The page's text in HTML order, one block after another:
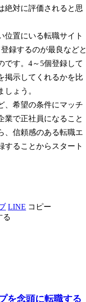
絶対に評価されると思
位置にいる転職サイト
録するのが最良などと
です。4～5個登録して
掲示してくれるかを比
しょう。
、希望の条件にマッチ
業で正社員になること
、信頼感のある転職エ
することからスタート
LINE コピー
る
を念頭に転職する